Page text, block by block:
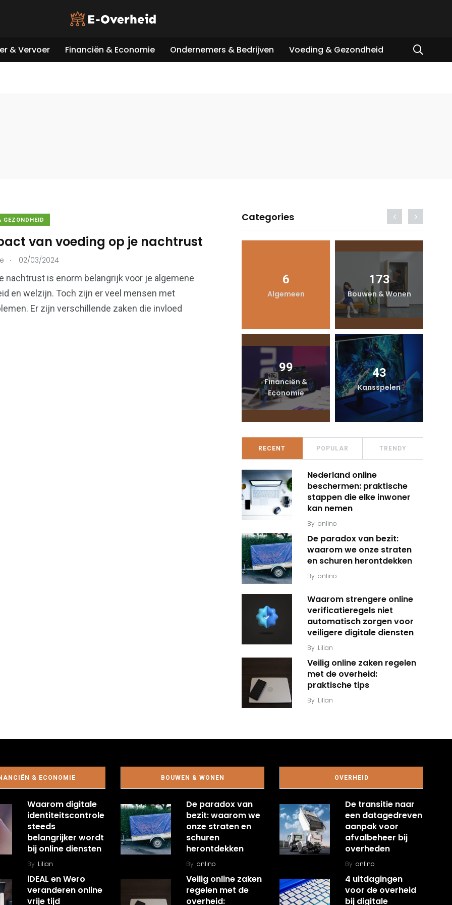
& Vervoer Financiën & Economie Ondernemers & Bedrijven Voeding & Gezondheid
GEZONDHEID
van voeding op je nachtrust
. 02/03/2024
nachtrust is enorm belangrijk voor je algemene
en welzijn. Toch zijn er veel mensen met
Er zijn verschillende zaken die invloed
Categories
215
Ondernemers &
Bedrijven
73
Overheid
6
Algemeen
173
Bouwen & Wonen
99
Financiën &
Economie
43
Kansspelen
RECENT POPULAR TRENDY
Nederland online
beschermen: praktische
stappen die elke inwoner
kan nemen
By onlino
De paradox van bezit:
waarom we onze straten
en schuren herontdekken
By onlino
Waarom strengere online
verificatieregels niet
automatisch zorgen voor
veiligere digitale diensten
By Lilian
Veilig online zaken regelen
met de overheid:
praktische tips
By Lilian
& ECONOMIE
Waarom digitale
identiteitscontrole
steeds
belangrijker wordt
bij online diensten
By Lilian
iDEAL en Wero
veranderen online
vrije tijd
BOUWEN & WONEN
De paradox van
bezit: waarom we
onze straten en
schuren
herontdekken
By onlino
Veilig online zaken
regelen met de
overheid:
OVERHEID
De transitie naar
een datagedreven
aanpak voor
afvalbeheer bij
overheden
By onlino
4 uitdagingen
voor de overheid
bij digitale